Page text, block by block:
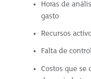
Horas de
gasto
Recursos
Falta de
Costos que se